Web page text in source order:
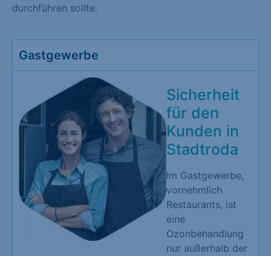
durchführen sollte.
Gastgewerbe
Sicherheit
für den
Kunden in
Stadtroda
Im Gastgewerbe,
vornehmlich
Restaurants, ist
eine
Ozonbehandlung
nur außerhalb der